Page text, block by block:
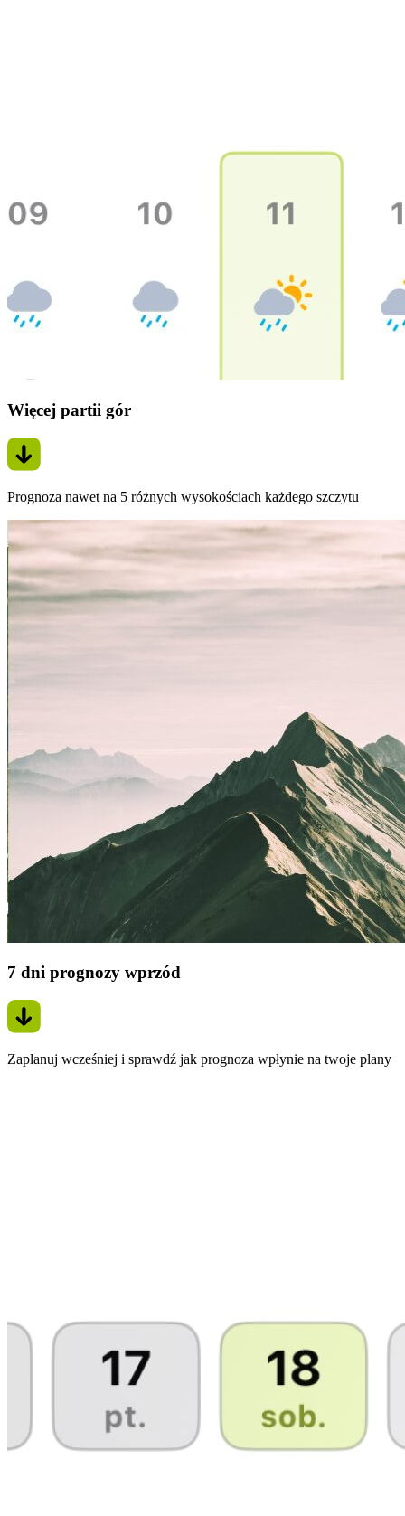
Więcej partii gór
Prognoza nawet na 5 różnych wysokościach każdego szczytu
7 dni prognozy wprzód
Zaplanuj wcześniej i sprawdź jak prognoza wpłynie na twoje plany